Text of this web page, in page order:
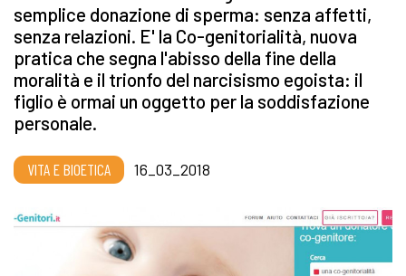
semplice donazione di sperma: senza affetti,
senza relazioni. E' la Co-genitorialità, nuova
pratica che segna l'abisso della fine della
moralità e il trionfo del narcisismo egoista: il
figlio è ormai un oggetto per la soddisfazione
personale.
VITA E BIOETICA 16_03_2018